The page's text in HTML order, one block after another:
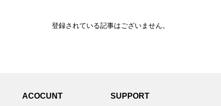
登録されている記事はございません。
ACOCUNT SUPPORT